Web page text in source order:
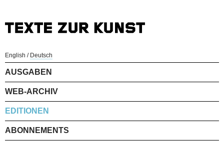
English / Deutsch
AUSGABEN
WEB-ARCHIV
EDITIONEN
ABONNEMENTS